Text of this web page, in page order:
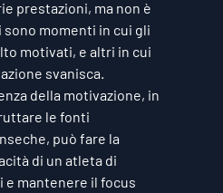
prestazioni, ma non è
momenti in cui gli
motivati, e altri in cui
svanisca.
della motivazione, in
le fonti
, può fare la
di un atleta di
e mantenere il focus